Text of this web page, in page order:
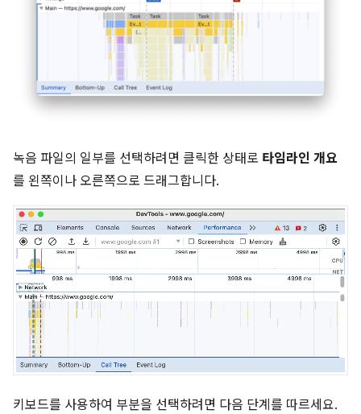
녹음 파일의 일부를 선택하려면 클릭한 상태로 타임라인 개요
를 왼쪽이나 오른쪽으로 드래그합니다.
키보드를 사용하여 부분을 선택하려면 다음 단계를 따르세요.